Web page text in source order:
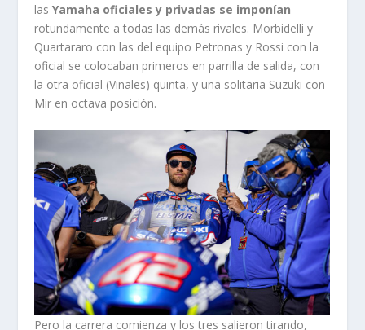
lasYamaha oficiales y privadas se imponían
rotundamente a todas las demás rivales. Morbidelli y
Quartararo con las del equipo Petronas y Rossi con la
oficial se colocaban primeros en parrilla de salida, con
la otra oficial (Viñales) quinta, y una solitaria Suzuki con
Mir en octava posición.
Pero la carrera comienza y los tres salieron tirando,